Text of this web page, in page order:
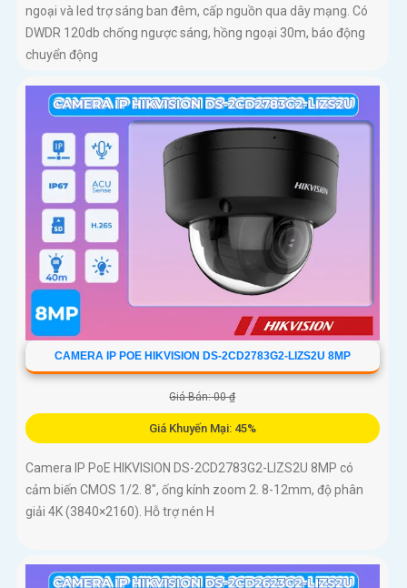
ngoại và led trợ sáng ban đêm, cấp nguồn qua dây mạng. Có
DWDR 120db chống ngược sáng, hồng ngoại 30m, báo động
chuyển động
CAMERA IP POE HIKVISION DS-2CD2783G2-LIZS2U 8MP
Giá Bán: 00 ₫
Giá Khuyến Mại: 45%
Camera IP PoE HIKVISION DS-2CD2783G2-LIZS2U 8MP có
cảm biến CMOS 1/2. 8", ống kính zoom 2. 8-12mm, độ phân
giải 4K (3840×2160). Hỗ trợ nén H